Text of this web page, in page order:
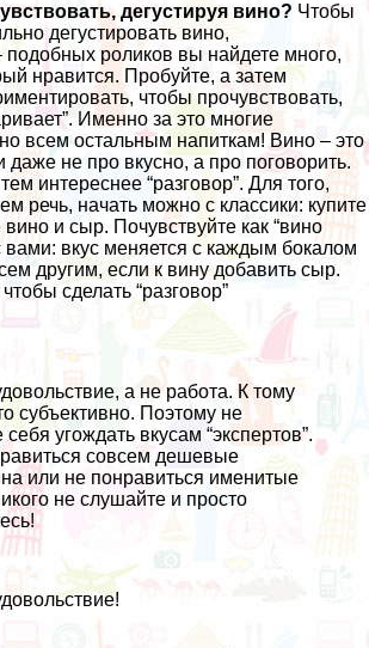
дегустируя вино? Чтобы
дегустировать вино,
подобных роликов вы найдете много,
нравится. Пробуйте, а затем
чтобы прочувствовать,
Именно за это многие
всем остальным напиткам! Вино – это
даже не про вкусно, а про поговорить.
интереснее “разговор”. Для того,
речь, начать можно с классики: купите
и сыр. Почувствуйте как “вино
вами: вкус меняется с каждым бокалом
другим, если к вину добавить сыр.
сделать “разговор”
а не работа. К тому
субъективно. Поэтому не
себя угождать вкусам “экспертов”.
совсем дешевые
или не понравиться именитые
не слушайте и просто